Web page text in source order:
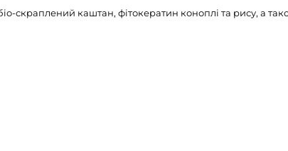
каштан, фітокератин коноплі та рису, а